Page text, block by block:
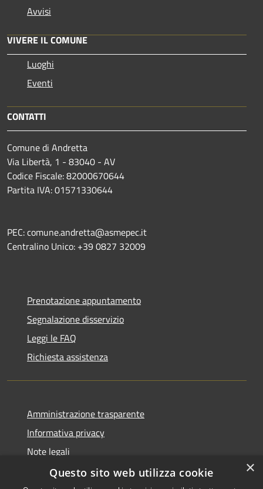
Avvisi
VIVERE IL COMUNE
Luoghi
Eventi
CONTATTI
Comune di Andretta
Via Libertà, 1 - 83040 - AV
Codice Fiscale: 82000670644
Partita IVA: 01571330644
PEC: comune.andretta@asmepec.it
Centralino Unico: +39 0827 32009
Prenotazione appuntamento
Segnalazione disservizio
Leggi le FAQ
Richiesta assistenza
Amministrazione trasparente
Informativa privacy
Note legali
Dichiarazione di accessibilità
×
Questo sito web utilizza cookie